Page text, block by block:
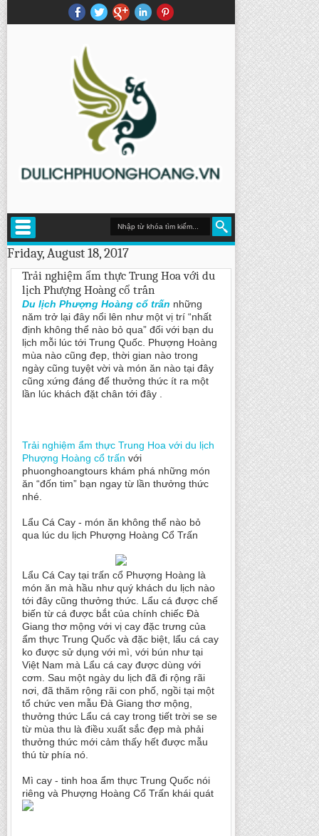
Friday, August 18, 2017
Trải nghiệm ẩm thực Trung Hoa với du
lịch Phượng Hoàng cổ trấn
Du lịch Phượng Hoàng cổ trấn những
năm trở lại đây nổi lên như một vị trí “nhất
định không thể nào bỏ qua” đối với bạn du
lịch mỗi lúc tới Trung Quốc. Phượng Hoàng
mùa nào cũng đẹp, thời gian nào trong
ngày cũng tuyệt vời và món ăn nào tại đây
cũng xứng đáng để thưởng thức ít ra một
lần lúc khách đặt chân tới đây .
Trải nghiệm ẩm thực Trung Hoa với du lịch
Phượng Hoàng cổ trấn với
phuonghoangtours khám phá những món
ăn “đốn tim” bạn ngay từ lần thưởng thức
nhé.
Lẩu Cá Cay - món ăn không thể nào bỏ
qua lúc du lịch Phượng Hoàng Cổ Trấn
Lẩu Cá Cay tại trấn cổ Phượng Hoàng là
món ăn mà hầu như quý khách du lịch nào
tới đây cũng thưởng thức. Lẩu cá được chế
biến từ cá được bắt của chính chiếc Đà
Giang thơ mộng với vị cay đặc trưng của
ẩm thực Trung Quốc và đặc biệt, lẩu cá cay
ko được sử dụng với mì, với bún như tại
Việt Nam mà Lẩu cá cay được dùng với
cơm. Sau một ngày du lịch đã đi rộng rãi
nơi, đã thăm rộng rãi con phố, ngồi tại một
tổ chức ven mẫu Đà Giang thơ mộng,
thưởng thức Lẩu cá cay trong tiết trời se se
từ mùa thu là điều xuất sắc đẹp mà phải
thưởng thức mới cảm thấy hết được mẫu
thú từ phía nó.
Mì cay - tinh hoa ẩm thực Trung Quốc nói
riêng và Phượng Hoàng Cổ Trấn khái quát